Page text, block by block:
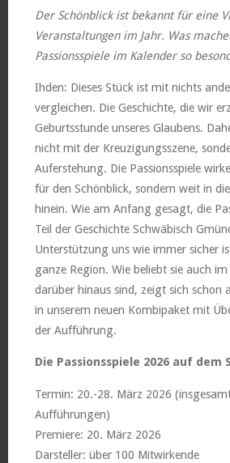
Der Schönblick ist bekannt für eine
Veranstaltungen im Jahr. Was
Passionsspiele im Kalender so
Ihden: Dieses Stück ist mit nichts
vergleichen. Die Geschichte, die wir
Geburtsstunde unseres Glaubens.
nicht mit der Kreuzigungsszene,
Auferstehung. Die Passionsspiele
für den Schönblick, sondern weit in
hinein. Wie am Anfang gesagt, die
Teil der Geschichte Schwäbisch
Unterstützung uns wie immer sicher
ganze Region. Wie beliebt sie auch
darüber hinaus sind, zeigt sich schon
in unserem neuen Kombipaket mit
der Aufführung.
Die Passionsspiele 2026 auf dem
Termin: 20.-28. März 2026
Aufführungen)
Premiere: 20. März 2026
Darsteller: über 100 Mitwirkende